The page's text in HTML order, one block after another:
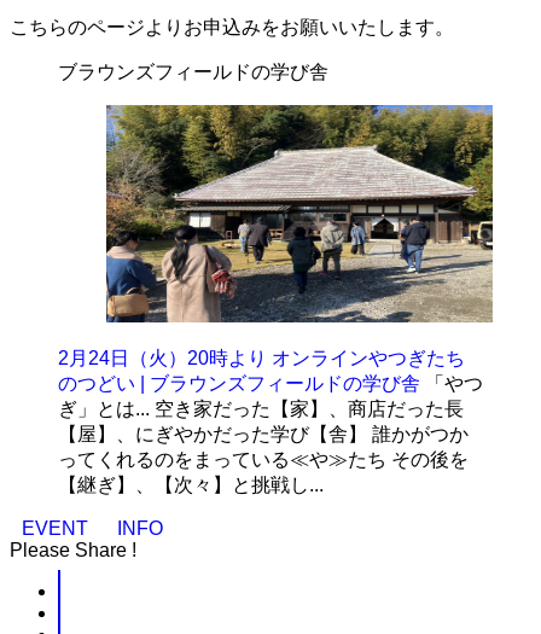
こちらのページよりお申込みをお願いいたします。
ブラウンズフィールドの学び舎
2月24日（火）20時より オンラインやつぎたち
のつどい | ブラウンズフィールドの学び舎
「やつ
ぎ」とは... 空き家だった【家】、商店だった長
【屋】、にぎやかだった学び【舎】 誰かがつか
ってくれるのをまっている≪や≫たち その後を
【継ぎ】、【次々】と挑戦し...
EVENT
INFO
Please Share !